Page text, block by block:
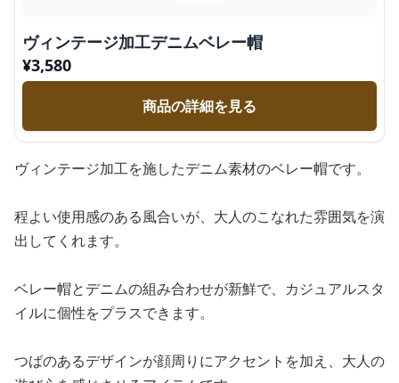
ヴィンテージ加工デニムベレー帽
¥3,580
商品の詳細を見る
ヴィンテージ加工を施したデニム素材のベレー帽です。
程よい使用感のある風合いが、大人のこなれた雰囲気を演
出してくれます。
ベレー帽とデニムの組み合わせが新鮮で、カジュアルスタ
イルに個性をプラスできます。
つばのあるデザインが顔周りにアクセントを加え、大人の